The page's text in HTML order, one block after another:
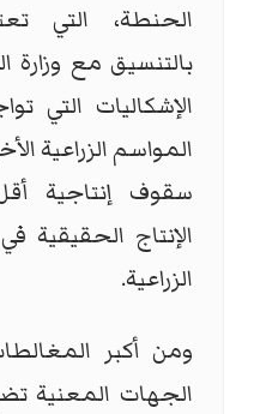
الحنطة، التي
بالتنسيق مع وزارة
الإشكاليات التي
المواسم الزراعية
سقوف إنتاجية
الإنتاج الحقيقية
الزراعية.
ومن أكبر
الجهات المعنية